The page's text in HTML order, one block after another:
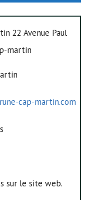
22 Avenue Paul
martin
cap-martin.com
sur le site web.